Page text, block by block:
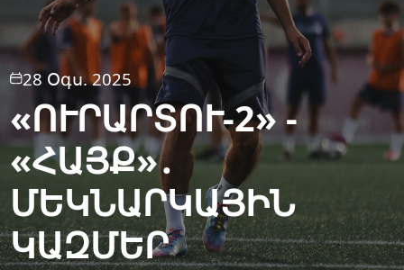
28 Օգս. 2025
«ՈՒՐԱՐՏՈՒ-2» -
«ՀԱՅՔ»․
ՄԵԿՆԱՐԿԱՅԻՆ
ԿԱԶՄԵՐ